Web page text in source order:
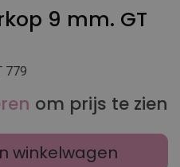
9 mm. GT
779
om prijs te zien
winkelwagen